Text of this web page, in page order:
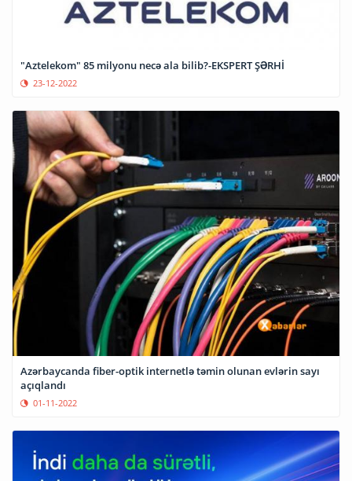
"Aztelekom" 85 milyonu necə ala bilib?-EKSPERT ŞƏRHİ
23-12-2022
Azərbaycanda fiber-optik internetlə təmin olunan evlərin sayı
açıqlandı
01-11-2022